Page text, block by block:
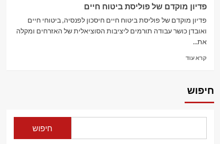
פדיון מוקדם של פוליסת ביטוח חיים
פדיון מוקדם של פוליסת ביטוח חיים חיסכון לפנסיה, ביטוחי חיים
ואובדן כושר עבודה תורמים ליציבות הסוציאלית של האזרחים ומקלה
את...
קרא עודRead
של
חיפוש
חיפוש